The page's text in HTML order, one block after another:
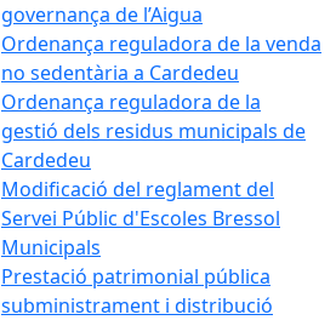
governança de l’Aigua
Ordenança reguladora de la venda
no sedentària a Cardedeu
Ordenança reguladora de la
gestió dels residus municipals de
Cardedeu
Modificació del reglament del
Servei Públic d'Escoles Bressol
Municipals
Prestació patrimonial pública
subministrament i distribució